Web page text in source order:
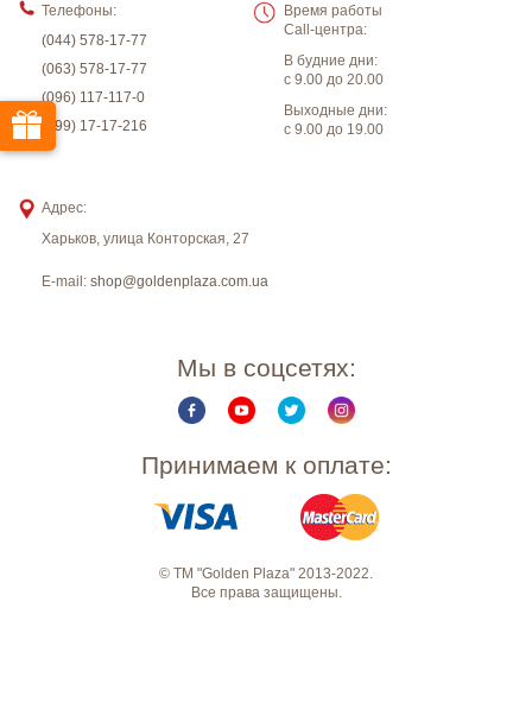
Телефоны:
(044) 578-17-77
(063) 578-17-77
(096) 117-117-0
(099) 17-17-216
Время работы
Call-центра:
В будние дни:
с 9.00 до 20.00
Выходные дни:
с 9.00 до 19.00
Адрес:
Харьков улица Конторская, 27
E-mail: shop@goldenplaza.com.ua
Мы в соцсетях:
Принимаем к оплате:
© ТМ "Golden Plaza" 2013-2022.
Все права защищены.